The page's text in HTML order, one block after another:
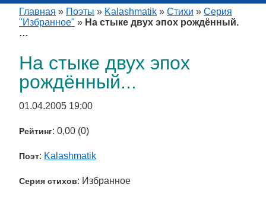
Главная » Поэты » Kalashmatik » Стихи » Серия
"Избранное" » На стыке двух эпох рождённый.
…
На стыке двух эпох
рождённый...
01.04.2005 19:00
Рейтинг: 0,00 (0)
Поэт: Kalashmatik
Серия стихов: Избранное